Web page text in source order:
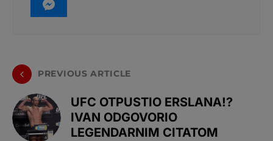
PREVIOUS ARTICLE
UFC OTPUSTIO ERSLANA!?
IVAN ODGOVORIO
LEGENDARNIM CITATOM